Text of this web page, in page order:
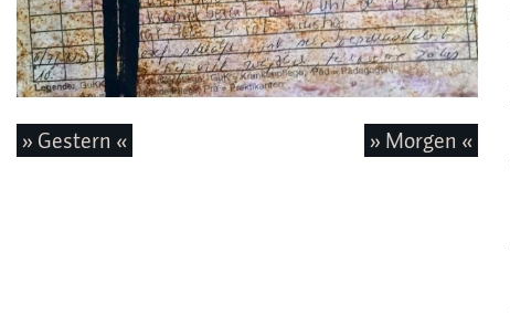
» Gestern « » Morgen «